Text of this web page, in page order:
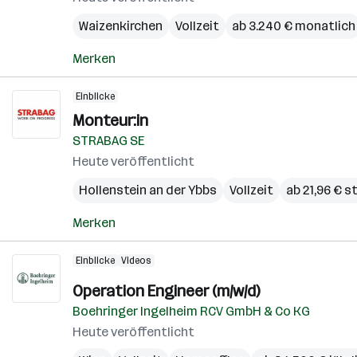
Waizenkirchen
Vollzeit ab 3.240 € monatlich
Merken
Einblicke
Monteur:in
STRABAG SE
Heute veröffentlicht
Hollenstein an der Ybbs
Vollzeit ab 21,96 €
Merken
Einblicke Videos
Operation Engineer (m/w/d)
Boehringer Ingelheim RCV GmbH & Co KG
Heute veröffentlicht